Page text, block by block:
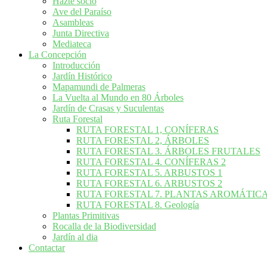
Ave del Paraíso
Asambleas
Junta Directiva
Mediateca
La Concepción
Introducción
Jardín Histórico
Mapamundi de Palmeras
La Vuelta al Mundo en 80 Árboles
Jardín de Crasas y Suculentas
Ruta Forestal
RUTA FORESTAL 1, CONÍFERAS
RUTA FORESTAL 2, ÁRBOLES
RUTA FORESTAL 3. ÁRBOLES FRUTALES
RUTA FORESTAL 4. CONÍFERAS 2
RUTA FORESTAL 5. ARBUSTOS 1
RUTA FORESTAL 6. ARBUSTOS 2
RUTA FORESTAL 7. PLANTAS
RUTA FORESTAL 8. Geología
Plantas Primitivas
Rocalla de la Biodiversidad
Jardín al dia
Contactar